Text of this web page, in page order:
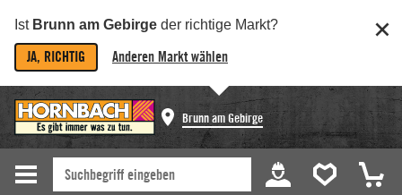
Ist Brunn am Gebirge der richtige Markt?
JA, RICHTIG Anderen Markt wählen
Brunn am Gebirge